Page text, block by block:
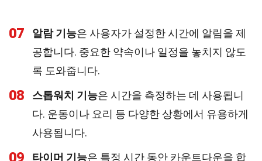
07 알람 기능은 사용자가 설정한 시간에 알림을 제
공합니다. 중요한 약속이나 일정을 놓치지 않도
록 도와줍니다.
08 스톱워치 기능은 시간을 측정하는 데 사용됩니
다. 운동이나 요리 등 다양한 상황에서 유용하게
사용됩니다.
09 타이머 기능은 특정 시간 동안 카운트다운을 합